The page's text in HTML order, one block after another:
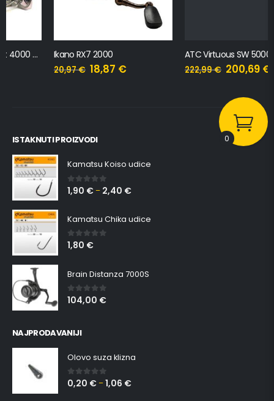
Ikano RX7 2000
18,87€
ATC Virtuous SW 5000H
200,69€
ISTAKNUTI PROIZVODI
Kamatsu Koiso udice
0 out of 5
1,90 € – 2,40 €
Kamatsu Chika udice
0 out of 5
1,80 €
Brain Distanza 7000S
0out of 5
104,00 €
NAJPRODAVANIJI
Olovo suza klizna
0 out of 5
0,20 € –1,06 €
0